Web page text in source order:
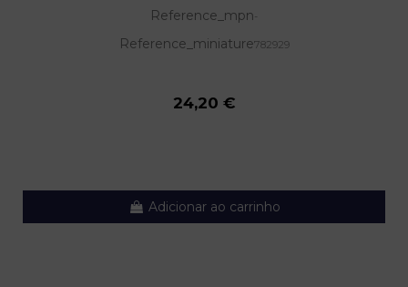
Reference_mpn-
Reference_miniature782929
24,20 €
Adicionar ao carrinho